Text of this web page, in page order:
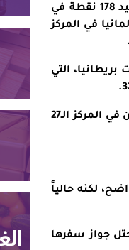
وقفزت فنلندا إلى المركز الثالث متفوقة على فرنسا التي جاءت في الرابع برصيد 178 نقطة في
في المركز
التي
كما تراجع جواز السفر الأميركي إلى المركز الـ38 في مؤشر عام 2024، بعد أن كان في المركز الـ27
لكنه حالياً
جواز سفرها